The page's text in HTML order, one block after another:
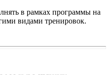
в рамках программы на
видами тренировок.